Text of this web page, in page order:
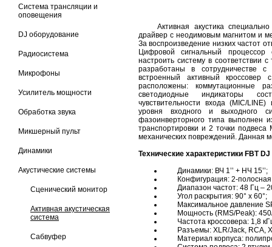
Система трансляции и
оповещения
DJ оборудование
Радиосистема
Микрофоны
Усилитель мощности
Обработка звука
Микшерный пульт
Динамики
Акустические системы
Сценический монитор
Активная акустическая
система
Сабвуфер
Активная акустика специально
драйвер с неодимовым магнитом и
За воспроизведение низких частот
Цифровой сигнальный процессор
настроить систему в соответствии
разработаны в сотрудничестве
встроенный активный
расположены: коммутационные
светодиодные индикаторы
чувствительности входа (MIC/
уровня входного и выходного
фазоинверторного типа выполнен
транспортировки и 2 точки
механических повреждений. Данная
Технические характеристики FBT
Динамики: ВЧ 1’’ + НЧ 15’’;
Конфигурация: 2-
Диапазон частот: 48 Гц –
Угол раскрытия: 90° x 60°;
Максимальное давление
Мощность (RMS/Peak):
Частота кроссовера: 1,8
Разъемы: XLR/Jack, RCA,
Материал корпуса: